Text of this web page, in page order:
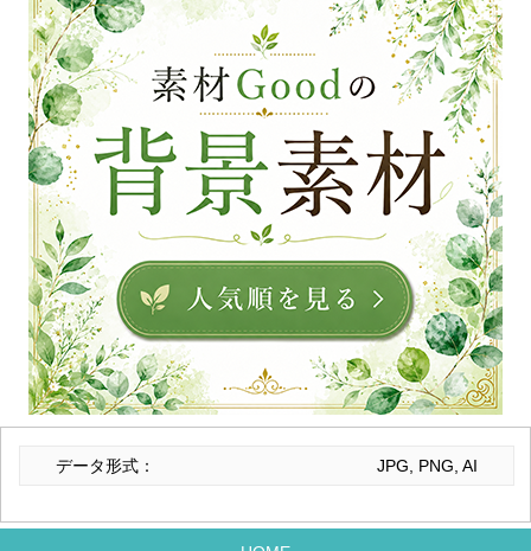
データ形式： JPG, PNG, AI